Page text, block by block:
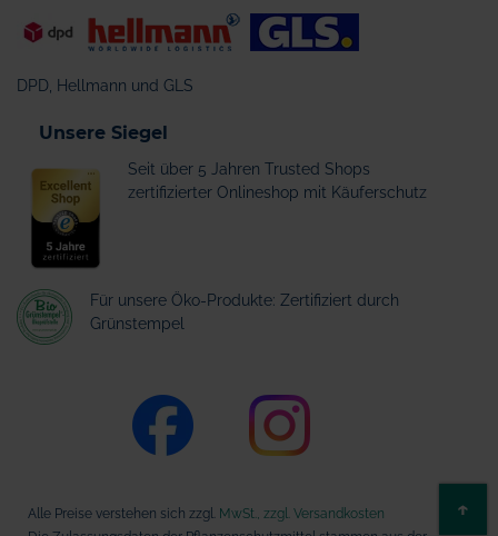
DPD, Hellmann und GLS
Unsere Siegel
Seit über 5 Jahren Trusted Shops
zertifizierter Onlineshop mit Käuferschutz
Für unsere Öko-Produkte: Zertifiziert durch
Grünstempel
Alle Preise verstehen sich zzgl. MwSt., zzgl. Versandkosten
↑